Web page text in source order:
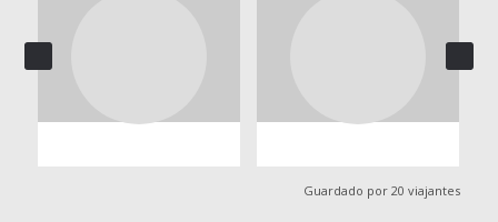
Guardado por 20 viajantes